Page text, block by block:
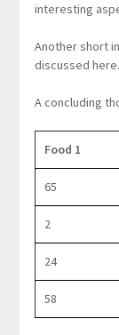
interesting
Another short
discussed here.
A concluding
Food 1
65
2
24
58